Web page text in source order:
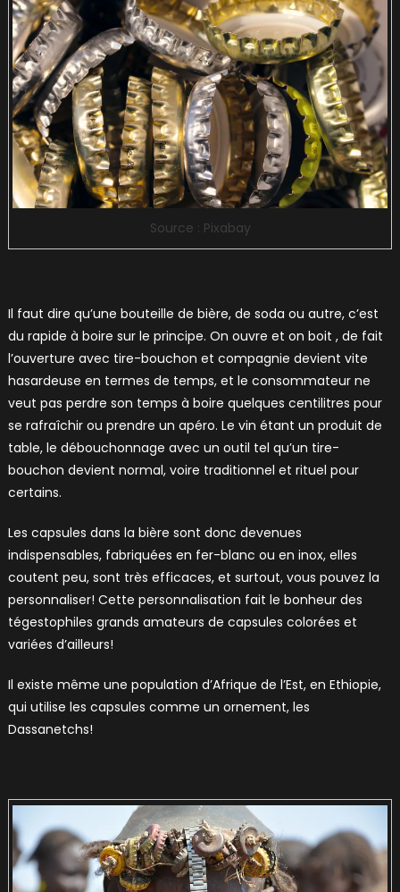
Source : Pixabay
Il faut dire qu’une bouteille de bière, de soda ou autre, c’est
du rapide à boire sur le principe. On ouvre et on boit , de fait
l’ouverture avec tire-bouchon et compagnie devient vite
hasardeuse en termes de temps, et le consommateur ne
veut pas perdre son temps à boire quelques centilitres pour
se rafraîchir ou prendre un apéro. Le vin étant un produit de
table, le débouchonnage avec un outil tel qu’un tire-
bouchon devient normal, voire traditionnel et rituel pour
certains.
Les capsules dans la bière sont donc devenues
indispensables, fabriquées en fer-blanc ou en inox, elles
coutent peu, sont très efficaces, et surtout, vous pouvez la
personnaliser! Cette personnalisation fait le bonheur des
tégestophiles grands amateurs de capsules colorées et
variées d’ailleurs!
Il existe même une population d’Afrique de l’Est, en Ethiopie,
qui utilise les capsules comme un ornement, les
Dassanetchs!